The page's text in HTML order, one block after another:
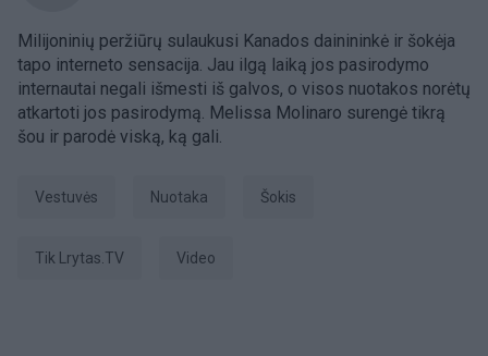
Milijoninių peržiūrų sulaukusi Kanados dainininkė ir šokėja
tapo interneto sensacija. Jau ilgą laiką jos pasirodymo
internautai negali išmesti iš galvos, o visos nuotakos norėtų
atkartoti jos pasirodymą. Melissa Molinaro surengė tikrą
šou ir parodė viską, ką gali.
Vestuvės nuotaka šokis
tik Lrytas.TV Video